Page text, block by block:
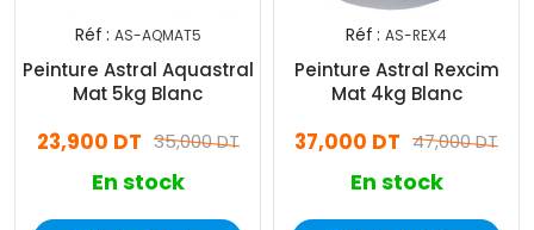
Réf : AS-AQMAT5
Peinture Astral Aquastral
Mat 5kg Blanc
35,000 DT
23,900 DT
En stock
Réf : AS-REX4
Peinture Astral Rexcim
Mat 4kg Blanc
47,000 DT
37,000 DT
En stock